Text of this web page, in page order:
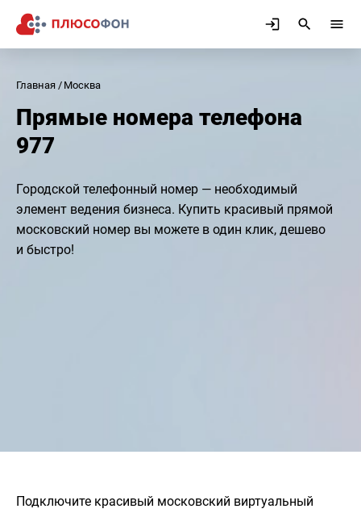
Главная Москва
Прямые номера телефона
977
Городской телефонный номер — необходимый
элемент ведения бизнеса. Купить красивый прямой
московский номер вы можете в один клик, дешево
и быстро!
Подключите красивый московский виртуальный